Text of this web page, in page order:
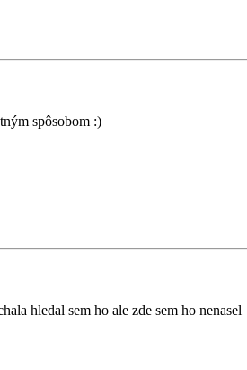
spôsobom :)
hledal sem ho ale zde sem ho nenasel